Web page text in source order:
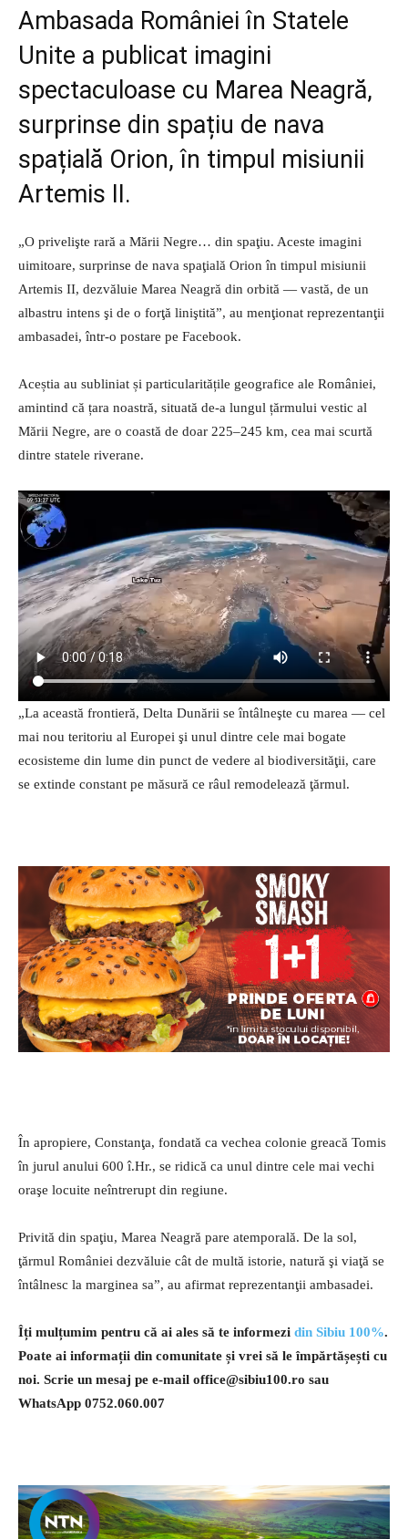
Ambasada României în Statele
Unite a publicat imagini
spectaculoase cu Marea Neagră,
surprinse din spațiu de nava
spațială Orion, în timpul misiunii
Artemis II.
„O privelişte rară a Mării Negre… din spaţiu. Aceste imagini
uimitoare, surprinse de nava spaţială Orion în timpul misiunii
Artemis II, dezvăluie Marea Neagră din orbită — vastă, de un
albastru intens şi de o forţă liniştită”, au menţionat reprezentanţii
ambasadei, într-o postare pe Facebook.
Aceștia au subliniat și particularitățile geografice ale României,
amintind că țara noastră, situată de-a lungul țărmului vestic al
Mării Negre, are o coastă de doar 225–245 km, cea mai scurtă
dintre statele riverane.
„La această frontieră, Delta Dunării se întâlneşte cu marea — cel
mai nou teritoriu al Europei şi unul dintre cele mai bogate
ecosisteme din lume din punct de vedere al biodiversităţii, care
se extinde constant pe măsură ce râul remodelează ţărmul.
În apropiere, Constanţa, fondată ca vechea colonie greacă Tomis
în jurul anului 600 î.Hr., se ridică ca unul dintre cele mai vechi
oraşe locuite neîntrerupt din regiune.
Privită din spaţiu, Marea Neagră pare atemporală. De la sol,
ţărmul României dezvăluie cât de multă istorie, natură şi viaţă se
întâlnesc la marginea sa”, au afirmat reprezentanţii ambasadei.
Îți mulțumim pentru că ai ales să te informezi din Sibiu 100%.
Poate ai informații din comunitate și vrei să le împărtășești cu
noi. Scrie un mesaj pe e-mail office@sibiu100.ro sau
WhatsApp 0752.060.007